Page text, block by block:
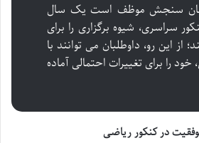
سنجش موظف است یک سال
سراسری، شیوه برگزاری را برای
از این رو، داوطلبان می توانند با
خود را برای تغییرات احتمالی آماده
در کنکور ریاضی